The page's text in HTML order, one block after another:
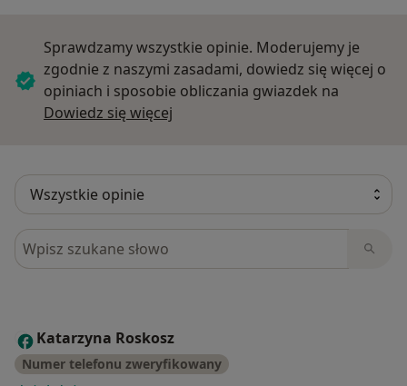
Sprawdzamy wszystkie opinie. Moderujemy je
zgodnie z naszymi zasadami, dowiedz się więcej o
opiniach i sposobie obliczania gwiazdek na
Dowiedz się więcej
Szukaj w opiniach
K Katarzyna Roskosz
Numer telefonu zweryfikowany